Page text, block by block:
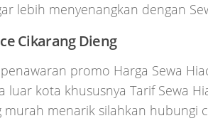
lebih menyenangkan dengan
Cikarang Dieng
promo Harga Sewa
luar kota khususnya Tarif Sewa
murah menarik silahkan hubungi